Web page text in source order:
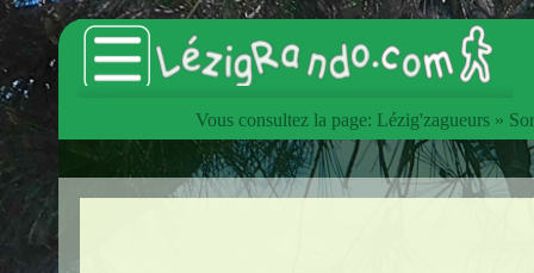
Accueil
Catalogue des articles
Vous consultez la page: Lézig'zagueurs »